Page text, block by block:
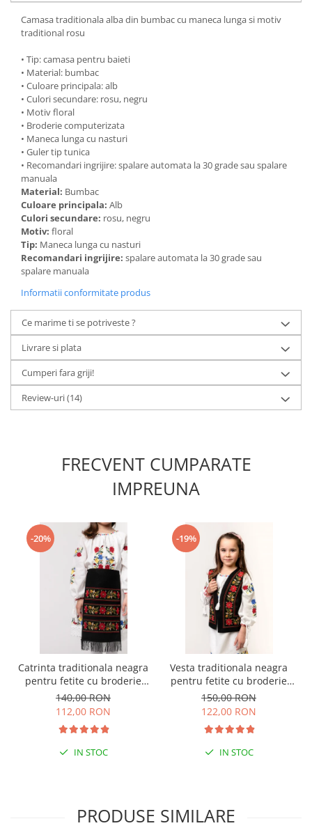
Camasa traditionala alba din bumbac cu maneca lunga si motiv
traditional rosu
• Tip: camasa pentru baieti
• Material: bumbac
• Culoare principala: alb
• Culori secundare: rosu, negru
• Motiv floral
• Broderie computerizata
• Maneca lunga cu nasturi
• Guler tip tunica
• Recomandari ingrijire: spalare automata la 30 grade sau spalare
manuala
Material: Bumbac
Culoare principala: Alb
Culori secundare: rosu, negru
Motiv: floral
Tip: Maneca lunga cu nasturi
Recomandari ingrijire: spalare automata la 30 grade sau
spalare manuala
Informatii conformitate produs
Ce marime ti se potriveste ?
Livrare si plata
Cumperi fara griji!
Review-uri(14)
FRECVENT CUMPARATE
IMPREUNA
-20%
Catrinta traditionala neagra
pentru fetite cu broderie
florala rosie Sonia 01
140,00 RON
112,00 RON
IN STOC
-19%
Vesta traditionala neagra
pentru fetite cu broderie
florala rosie Sonia 01
150,00 RON
122,00 RON
IN STOC
PRODUSE SIMILARE